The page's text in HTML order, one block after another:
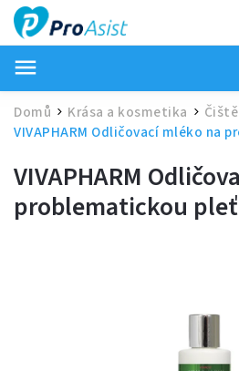
Domů / Krása a kosmetika /
VIVAPHARM Odličovací mléko na
VIVAPHARM
problematickou pleť